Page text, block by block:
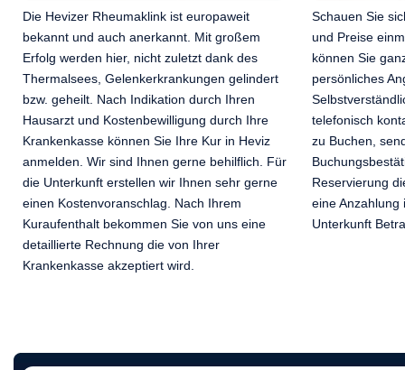
Die Hevizer Rheumaklink ist europaweit
bekannt und auch anerkannt. Mit großem
Erfolg werden hier, nicht zuletzt dank des
Thermalsees, Gelenkerkrankungen gelindert
bzw. geheilt. Nach Indikation durch Ihren
Hausarzt und Kostenbewilligung durch Ihre
Krankenkasse können Sie Ihre Kur in Heviz
anmelden. Wir sind Ihnen gerne behilflich. Für
die Unterkunft erstellen wir Ihnen sehr gerne
einen Kostenvoranschlag. Nach Ihrem
Kuraufenthalt bekommen Sie von uns eine
detaillierte Rechnung die von Ihrer
Krankenkasse akzeptiert wird.
Schauen Sie
und Preise
können Sie
persönliches
telefonisch
zu Buchen,
Reservierung
eine Anzahlung
Unterkunft